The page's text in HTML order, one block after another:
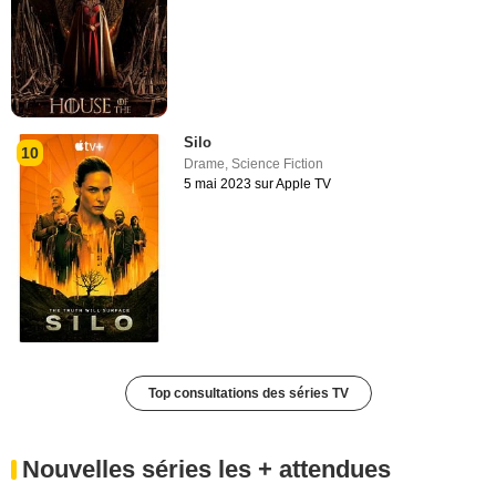
10
Silo
Drame ,Science Fiction
5 mai 2023 sur Apple TV
Top consultations des séries TV
Nouvelles séries les + attendues